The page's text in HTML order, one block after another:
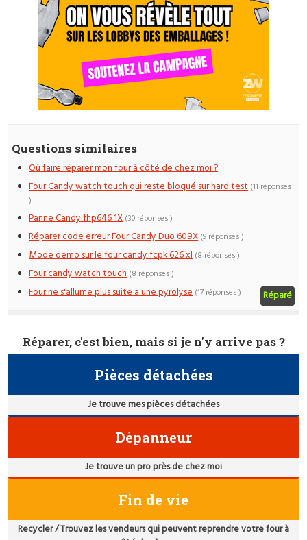
Questions similaires
Où faire réparer mon four à côté de chez moi ?
Four Candy watch touch qui reste bloqué sur hard test (11 réponses
)
Panne Candy fhp646 1X (30 réponses )
Réparer code erreur Four Candy Duo 609X (9 réponses )
Mode demo sur le four candy fcpk 626 xl (8 réponses )
Four candy watch touch (8 réponses )
Four ne s'allume plus suite a une pyrolyse Réparé
(17 réponses )
Réparer, c'est bien, mais si je n'y arrive pas ?
Pièces détachées
Je trouve mes pièces détachées
Dépanneur
Je trouve un pro près de chez moi
Fin de vie
Recycler / Trouvez les vendeurs qui peuvent reprendre votre four à